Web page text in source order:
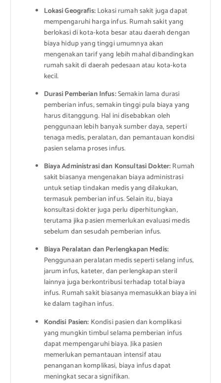
Lokasi Geografis:Lokasi rumah sakit juga dapat
mempengaruhi harga infus. Rumah sakit yang
berlokasi di kota-kota besar atau daerah dengan
biaya hidup yang tinggi umumnya akan
mengenakan tarif yang lebih mahal dibandingkan
rumah sakit di daerah pedesaan atau kota-kota
kecil.
Durasi Pemberian Infus:Semakin lama durasi
pemberian infus, semakin tinggi pula biaya yang
harus ditanggung. Hal ini disebabkan oleh
penggunaan lebih banyak sumber daya, seperti
tenaga medis, peralatan, dan pemantauan kondisi
pasien selama proses infus.
Biaya Administrasi dan Konsultasi Dokter:Rumah
sakit biasanya mengenakan biaya administrasi
untuk setiap tindakan medis yang dilakukan,
termasuk pemberian infus. Selain itu, biaya
konsultasi dokter juga perlu diperhitungkan,
terutama jika pasien memerlukan evaluasi medis
sebelum dan sesudah pemberian infus.
Biaya Peralatan dan Perlengkapan Medis:
Penggunaan peralatan medis seperti selang infus,
jarum infus, kateter, dan perlengkapan steril
lainnya juga berkontribusi terhadap total biaya
infus. Rumah sakit biasanya memasukkan biaya ini
ke dalam tagihan infus.
Kondisi Pasien: Kondisi pasien dan komplikasi
yang mungkin timbul selama pemberian infus
dapat mempengaruhi biaya. Jika pasien
memerlukan pemantauan intensif atau
penanganan komplikasi, biaya infus dapat
meningkat secara signifikan.